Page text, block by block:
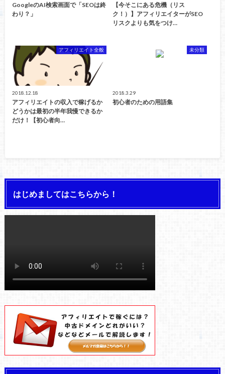
GoogleのAI検索画面で「SEOは終
わり？」
【今そこにある危機（リス
ク！）】アフィリエイターがSEO
リスクよりも気をつけ…
アフィリエイト全般
2018.12.18
アフィリエイトの収入で稼げるか
どうかは最初の半年我慢できるか
だけ！【初心者向…
未分類
2018.3.29
初心者のための用語集
はじめましてはこちらから！